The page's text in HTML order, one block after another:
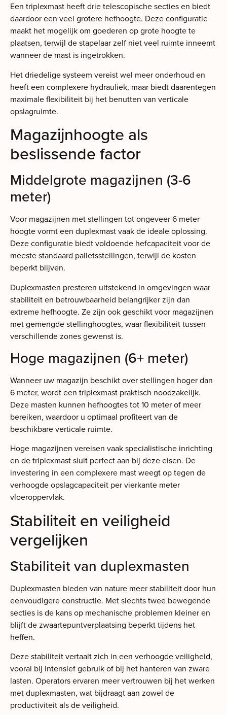
Een triplexmast heeft drie telescopische secties en biedt
daardoor een veel grotere hefhoogte. Deze configuratie
maakt het mogelijk om goederen op grote hoogte te
plaatsen, terwijl de stapelaar zelf niet veel ruimte inneemt
wanneer de mast is ingetrokken.
Het driedelige systeem vereist wel meer onderhoud en
heeft een complexere hydrauliek, maar biedt daarentegen
maximale flexibiliteit bij het benutten van verticale
opslagruimte.
Magazijnhoogte als
beslissende factor
Middelgrote magazijnen (3-6
meter)
Voor magazijnen met stellingen tot ongeveer 6 meter
hoogte vormt een duplexmast vaak de ideale oplossing.
Deze configuratie biedt voldoende hefcapaciteit voor de
meeste standaard palletsstellingen, terwijl de kosten
beperkt blijven.
Duplexmasten presteren uitstekend in omgevingen waar
stabiliteit en betrouwbaarheid belangrijker zijn dan
extreme hefhoogte. Ze zijn ook geschikt voor magazijnen
met gemengde stellinghoogtes, waar flexibiliteit tussen
verschillende zones gewenst is.
Hoge magazijnen (6+ meter)
Wanneer uw magazijn beschikt over stellingen hoger dan
6 meter, wordt een triplexmast praktisch noodzakelijk.
Deze masten kunnen hefhoogtes tot 10 meter of meer
bereiken, waardoor u optimaal profiteert van de
beschikbare verticale ruimte.
Hoge magazijnen vereisen vaak specialistische inrichting
en de triplexmast sluit perfect aan bij deze eisen. De
investering in een complexere mast weegt op tegen de
verhoogde opslagcapaciteit per vierkante meter
vloeroppervlak.
Stabiliteit en veiligheid
vergelijken
Stabiliteit van duplexmasten
Duplexmasten bieden van nature meer stabiliteit door hun
eenvoudigere constructie. Met slechts twee bewegende
secties is de kans op mechanische problemen kleiner en
blijft de zwaartepuntverplaatsing beperkt tijdens het
heffen.
Deze stabiliteit vertaalt zich in een verhoogde veiligheid,
vooral bij intensief gebruik of bij het hanteren van zware
lasten. Operators ervaren meer vertrouwen bij het werken
met duplexmasten, wat bijdraagt aan zowel de
productiviteit als de veiligheid.